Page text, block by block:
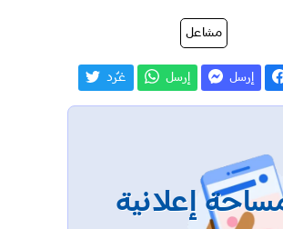
مشاعل
إرسل إرسل غـّرد
إعلانية